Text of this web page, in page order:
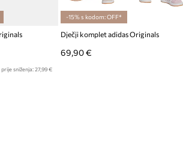
sniženja: 27,99 €
-15% s kodom: OFF*
Dječji komplet adidas Originals
69,90 €